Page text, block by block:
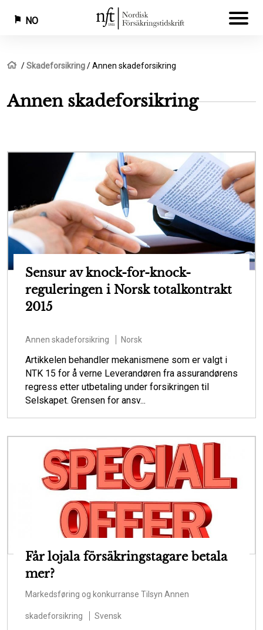
Hopp
hovedinnhold
NO
Navigasjonssti
Hjem
Skadeforsikring Annen skadeforsikring
Annen skadeforsikring
Sensur av knock-for-knock-
reguleringen i Norsk totalkontrakt
2015
Annen skadeforsikring Norsk
Artikkelen behandler mekanismene som er valgt i
NTK 15 for å verne Leverandøren fra assurandørens
regress etter utbetaling under forsikringen til
Selskapet. Grensen for ansv...
Får lojala försäkringstagare betala
mer?
Markedsføring og konkurranse Tilsyn Annen
skadeforsikring Svensk